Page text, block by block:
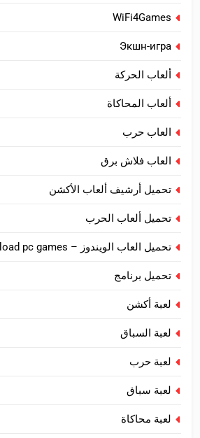
WiFi4Games
Экшн-игра
ألعاب الحركة
ألعاب المحاكاة
العاب حرب
العاب فلاش برق
تحميل أرشيف ألعاب الأكشن
تحميل ألعاب الحرب
تحميل العاب الويندوز – download pc games
تحميل برنامج
لعبة أكشن
لعبة السباق
لعبة حرب
لعبة سباق
لعبة محاكاة